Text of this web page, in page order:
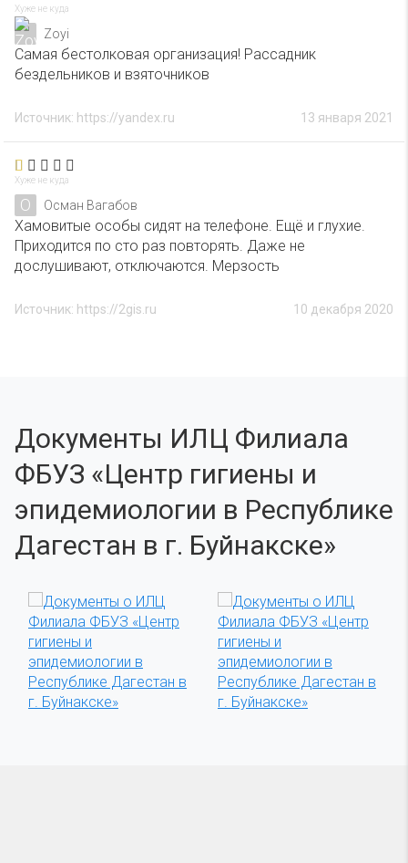
Хуже не куда
Zoyi
Самая бестолковая организация! Рассадник
бездельников и взяточников
13 января 2021
Источник: https://yandex.ru
Хуже не куда
О Осман Вагабов
Хамовитые особы сидят на телефоне. Ещё и глухие.
Приходится по сто раз повторять. Даже не
дослушивают, отключаются. Мерзость
10 декабря 2020
Источник: https://2gis.ru
Документы ИЛЦ Филиала
ФБУЗ «Центр гигиены и
эпидемиологии в Республике
Дагестан в г. Буйнакске»